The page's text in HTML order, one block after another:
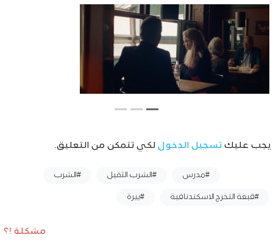
يجب عليك تسجيل الدخول لكي تتمكن من التعليق.
#مدرس #الشرب الثقيل #الشرب
#قبعة التخرج الاسكندنافية #بيرة
مشكلة !؟